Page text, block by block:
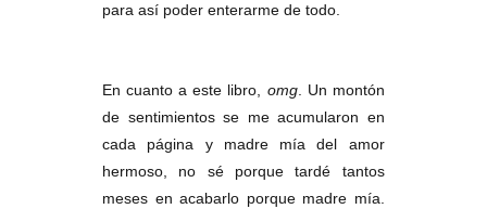
para así poder enterarme de todo.
En cuanto a este libro, omg. Un montón
de sentimientos se me acumularon en
cada página y madre mía del amor
hermoso, no sé porque tardé tantos
meses en acabarlo porque madre mía.